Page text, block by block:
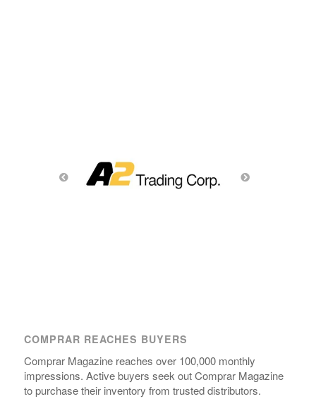
COMPRAR REACHES BUYERS
Comprar Magazine reaches over 100,000 monthly
impressions. Active buyers seek out Comprar Magazine
to purchase their inventory from trusted distributors.